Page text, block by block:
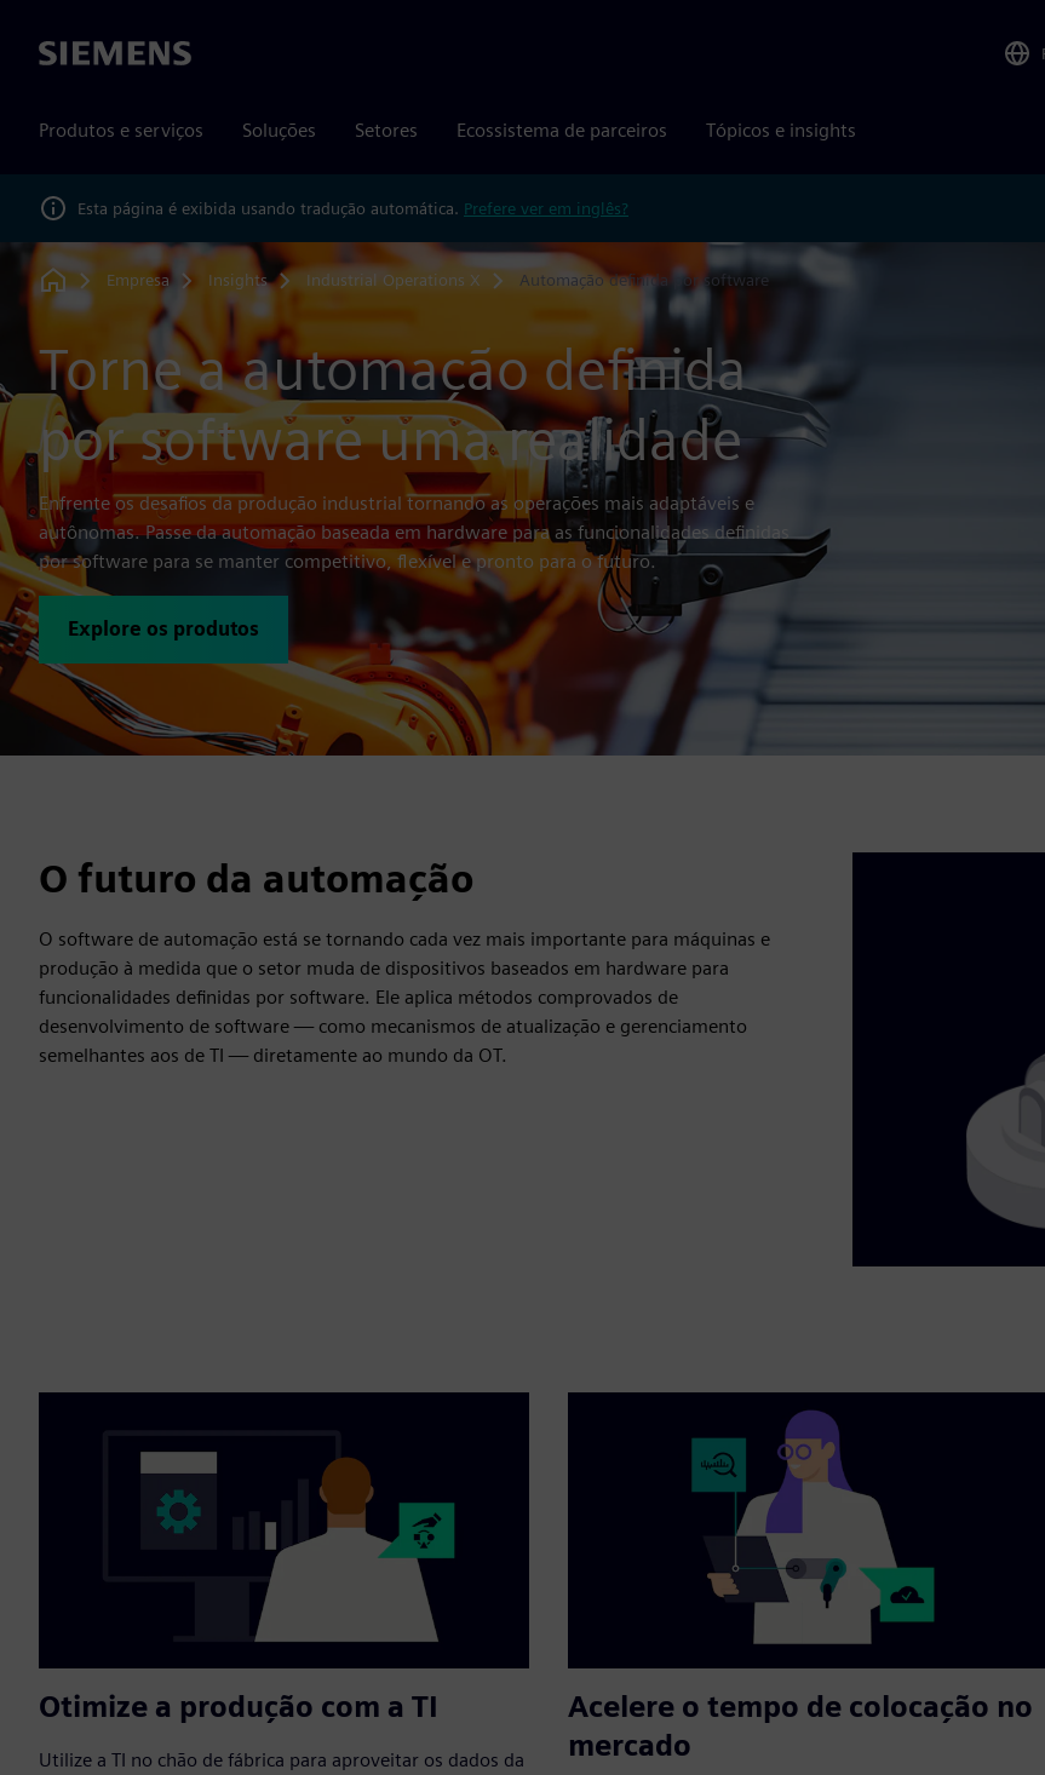
Siemens
Produtos e serviços Soluções Setores Ecossistema de parceiros Tópicos e insights
Esta página é exibida usando tradução automática. Prefere ver em inglês?
Home
Empresa Insights Industrial Operations X Automação definida por software
Torne a automação definida
por software uma realidade
Enfrente os desafios da produção industrial tornando as operações mais adaptáveis e
autônomas. Passe da automação baseada em hardware para as funcionalidades definidas
por software para se manter competitivo, flexível e pronto para o futuro.
Explore os produtos
O futuro da automação
O software de automação está se tornando cada vez mais importante para máquinas e
produção à medida que o setor muda de dispositivos baseados em hardware para
funcionalidades definidas por software. Ele aplica métodos comprovados de
desenvolvimento de software — como mecanismos de atualização e gerenciamento
semelhantes aos de TI — diretamente ao mundo da OT.
Otimize a produção com a TI
Utilize a TI no chão de fábrica para aproveitar os dados da
Acelere o tempo de colocação no
mercado